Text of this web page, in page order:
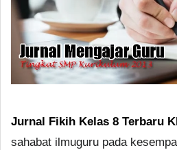
Jurnal Fikih Kelas 8 Terbaru
sahabat ilmuguru pada